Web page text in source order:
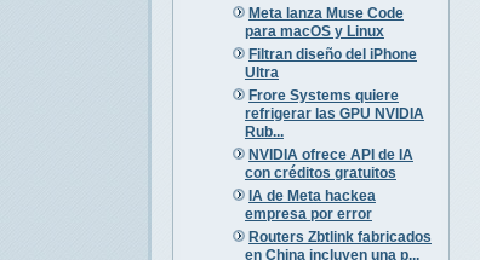
Meta lanza Muse Code
para macOS y Linux
Filtran diseño del iPhone
Ultra
Frore Systems quiere
refrigerar las GPU NVIDIA
Rub...
NVIDIA ofrece API de IA
con créditos gratuitos
IA de Meta hackea
empresa por error
Routers Zbtlink fabricados
en China incluyen una p...